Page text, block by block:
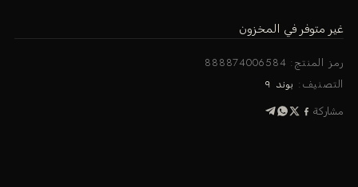
غير متوفر في المخزون
رمز المنتج: 888874006584
التصنيف: بوند ٩
مشاركة